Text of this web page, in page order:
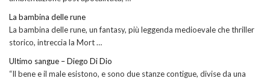
La bambina delle rune
La bambina delle rune, un fantasy, più leggenda medioevale che thriller
storico, intreccia la Mort …
Ultimo sangue – Diego Di Dio
“Il bene e il male esistono, e sono due stanze contigue, divise da una